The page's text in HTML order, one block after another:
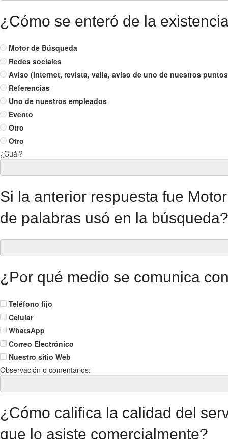
¿Cómo se enteró de la
Motor de Búsqueda
Redes sociales
Aviso (Internet, revista, valla, aviso de uno de nuestros
Referencias
Uno de nuestros empleados
Evento
Otro
Otro
¿Cuál?
Si la anterior respuesta fue
de palabras usó en la búsqueda?
¿Por qué medio se comunica
Teléfono fijo
Celular
WhatsApp
Correo Electrónico
Nuestro sitio Web
Observación o comentarios:
¿Cómo califica la calidad del
que lo asiste comercialmente?